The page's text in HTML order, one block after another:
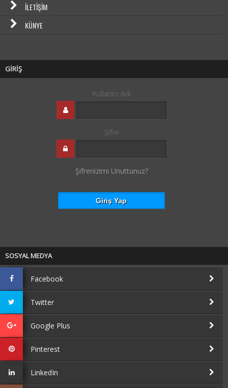
İLETIŞIM
KÜNYE
GİRİŞ
Kullanıcı Adı
Şifre
Şifrenizimi Unuttunuz?
SOSYAL MEDYA
Facebook
Twitter
Google Plus
Pinterest
LinkedIn